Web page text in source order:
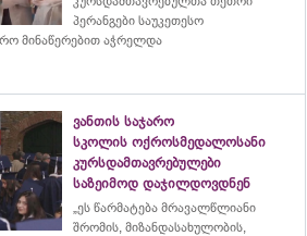
პერანგები საუკეთესო
მინაწერებით აჭრელდა
ვანთის საჯარო
სკოლის ოქროსმედალოსანი
კურსდამთავრებულები
საზეიმოდ დაჯილდოვდნენ
„ეს წარმატება მრავალწლიანი
შრომის, მიზანდასახულობის,